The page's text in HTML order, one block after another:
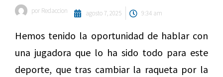
por Redaccion agosto 7, 2025 9:34 am
Hemos tenido la oportunidad de hablar con
una jugadora que lo ha sido todo para este
deporte, que tras cambiar la raqueta por la